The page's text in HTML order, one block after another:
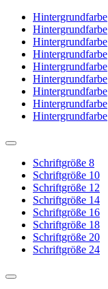
Hintergrundfarbe
Hintergrundfarbe
Hintergrundfarbe
Hintergrundfarbe
Hintergrundfarbe
Hintergrundfarbe
Hintergrundfarbe
Hintergrundfarbe
Hintergrundfarbe
Schriftgröße 8
Schriftgröße 10
Schriftgröße 12
Schriftgröße 14
Schriftgröße 16
Schriftgröße 18
Schriftgröße 20
Schriftgröße 24